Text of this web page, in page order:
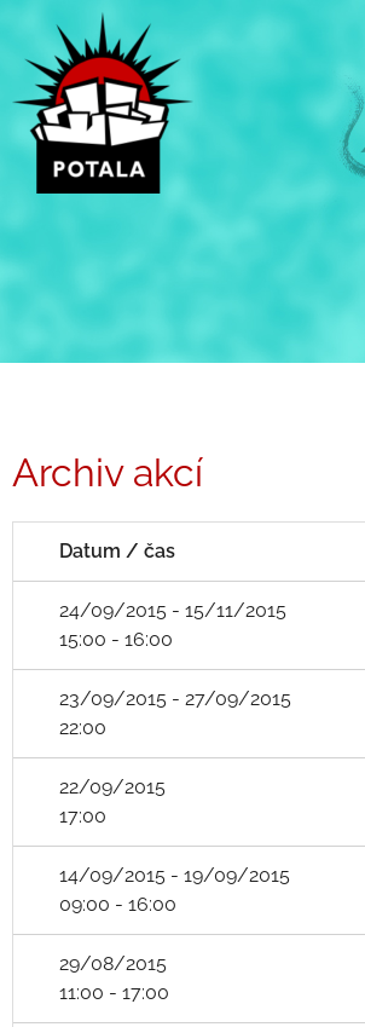
obsah
Archiv akcí
Datum / čas
24/09/2015 - 15/11/2015
15:00 - 16:00
23/09/2015 - 27/09/2015
22:00
22/09/2015
17:00
14/09/2015 - 19/09/2015
09:00 - 16:00
29/08/2015
11:00 - 17:00